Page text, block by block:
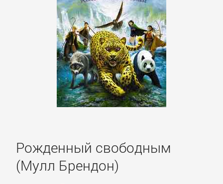
Рожденный свободным
(Мулл Брендон)
Педагогика
Политика,
политология
Социология